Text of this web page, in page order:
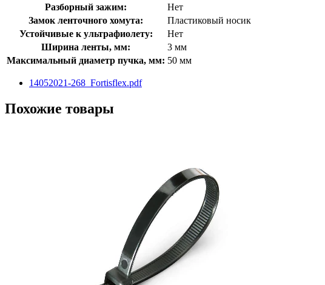
Разборный зажим:
Нет
Замок ленточного хомута:
Пластиковый носик
Устойчивые к ультрафиолету:
Нет
Ширина ленты, мм:
3 мм
Максимальный диаметр пучка, мм: 50 мм
14052021-268_Fortisflex.pdf
Похожие товары